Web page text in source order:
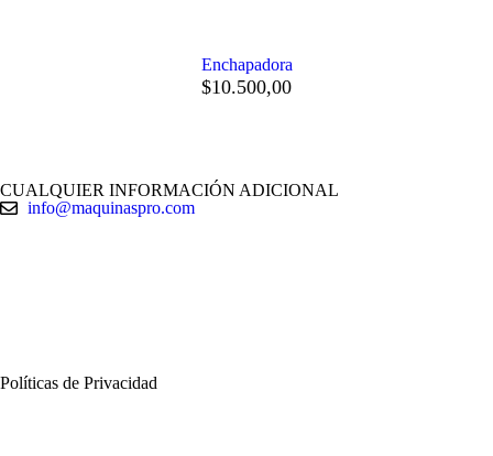
Enchapadora
$10.500,00
CUALQUIER INFORMACIÓN ADICIONAL
info@maquinaspro.com
Políticas de Privacidad